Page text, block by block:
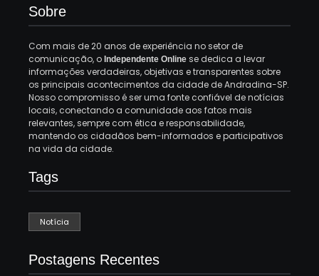
Sobre
Com mais de 20 anos de experiência no setor de
comunicação, o Independente Online se dedica a levar
informações verdadeiras, objetivas e transparentes sobre
os principais acontecimentos da cidade de Andradina-SP.
Nosso compromisso é ser uma fonte confiável de notícias
locais, conectando a comunidade aos fatos mais
relevantes, sempre com ética e responsabilidade,
mantendo os cidadãos bem-informados e participativos
na vida da cidade.
Tags
Notícia
Postagens Recentes